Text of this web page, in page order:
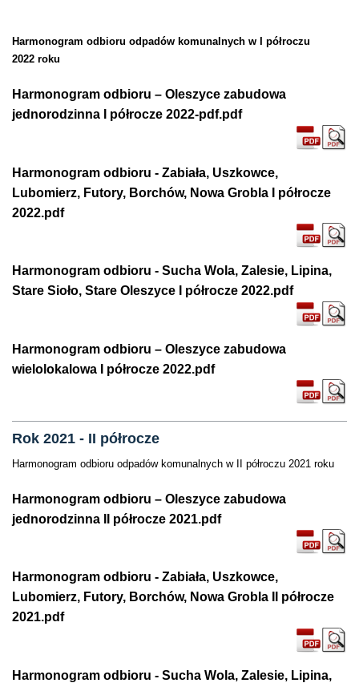
Harmonogram odbioru odpadów komunalnych w I półroczu
2022 roku
Harmonogram odbioru – Oleszyce zabudowa
jednorodzinna I półrocze 2022-pdf.pdf
Harmonogram odbioru - Zabiała, Uszkowce,
Lubomierz, Futory, Borchów, Nowa Grobla I półrocze
2022.pdf
Harmonogram odbioru - Sucha Wola, Zalesie, Lipina,
Stare Sioło, Stare Oleszyce I półrocze 2022.pdf
Harmonogram odbioru – Oleszyce zabudowa
wielolokalowa I półrocze 2022.pdf
Rok 2021 - II półrocze
Harmonogram odbioru odpadów komunalnych w II półroczu 2021 roku
Harmonogram odbioru – Oleszyce zabudowa
jednorodzinna II półrocze 2021.pdf
Harmonogram odbioru - Zabiała, Uszkowce,
Lubomierz, Futory, Borchów, Nowa Grobla II półrocze
2021.pdf
Harmonogram odbioru - Sucha Wola, Zalesie, Lipina,